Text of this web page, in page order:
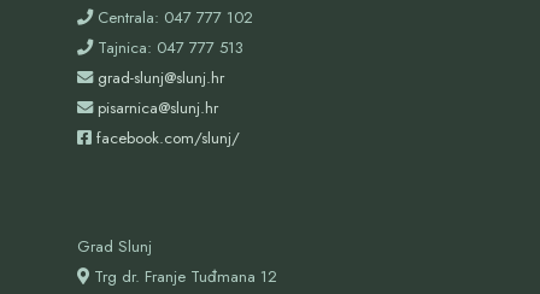
Centrala: 047 777 102
Tajnica: 047 777 513
grad-slunj@slunj.hr
pisarnica@slunj.hr
facebook.com/slunj/
Grad Slunj
Trg dr. Franje Tuđmana 12